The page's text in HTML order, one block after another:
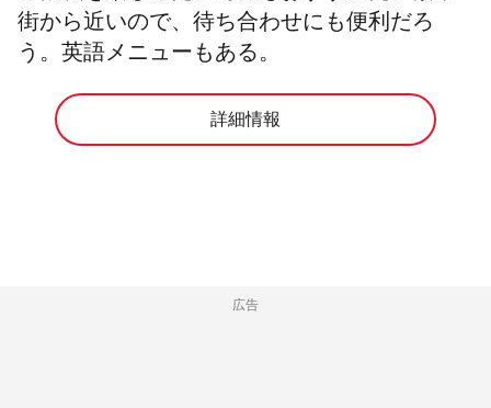
街から近いので、待ち合わせにも便利だろ
う。英語メニューもある。
詳細情報
広告